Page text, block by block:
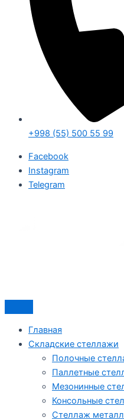
+998 (55) 500 55 99
Facebook
Instagram
Telegram
Главная
Складские стеллажи
Полочные
Паллетные
Мезонинные
Консольные
Стеллаж